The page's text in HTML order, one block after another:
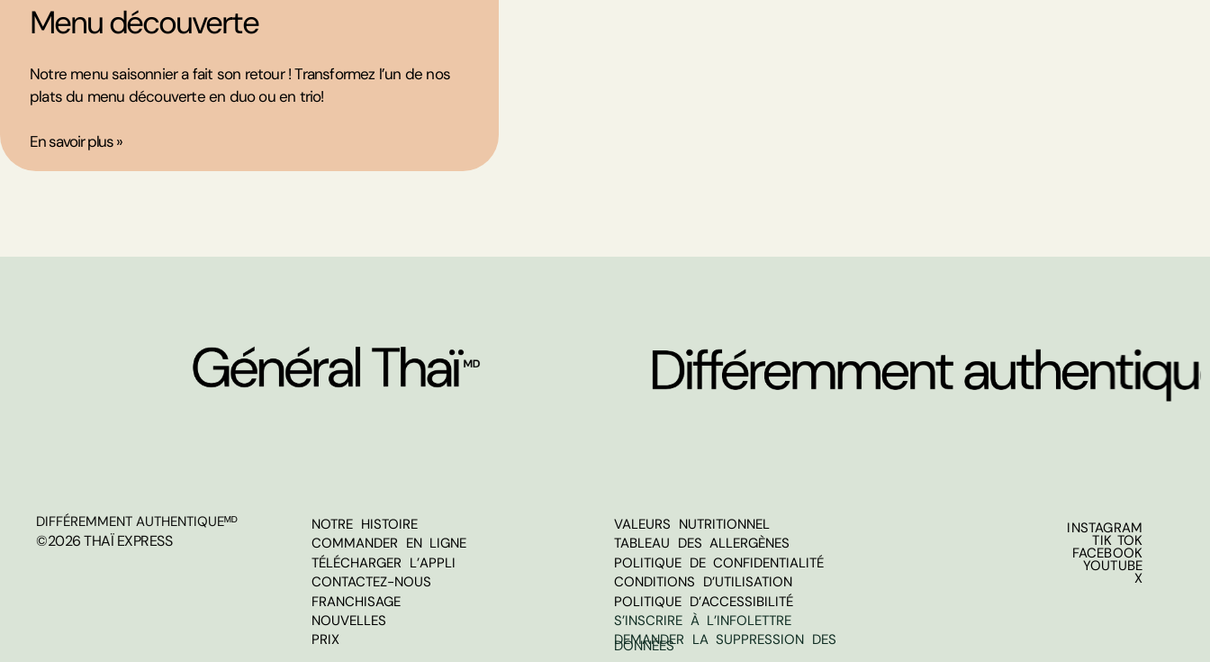
Menu découverte
Notre menu saisonnier a fait son retour ! Transformez l’un de nos
plats du menu découverte en duo ou en trio!
En savoir plus »
DIFFÉREMMENT AUTHENTIQUEᴹᴰ
©2026 THAÏ EXPRESS
NOTRE HISTOIRE
COMMANDER EN LIGNE
TÉLÉCHARGER L’APPLI
CONTACTEZ-NOUS
FRANCHISAGE
NOUVELLES
PRIX
VALEURS NUTRITIONNEL
TABLEAU DES ALLERGÈNES
POLITIQUE DE CONFIDENTIALITÉ
CONDITIONS D’UTILISATION
POLITIQUE D’ACCESSIBILITÉ
S’INSCRIRE À L’INFOLETTRE
DEMANDER LA SUPPRESSION DES
DONNÉES
INSTAGRAM
TIK TOK
FACEBOOK
YOUTUBE
X